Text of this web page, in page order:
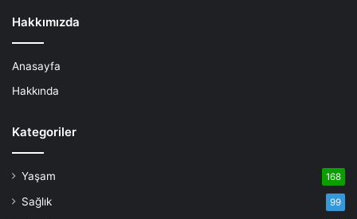
Hakkımızda
Anasayfa
Hakkında
Kategoriler
Yaşam 168
Sağlık 99